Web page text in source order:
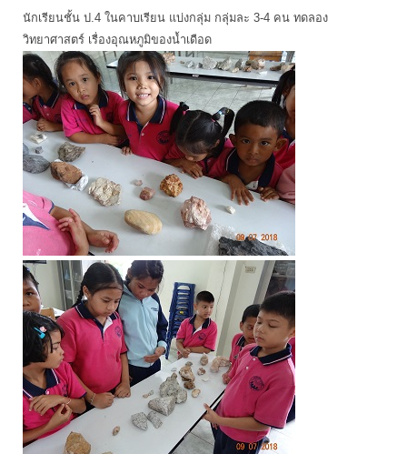
นักเรียนชั้น ป.4 ในคาบเรียน แบ่งกลุ่ม กลุ่มละ 3-4 คน ทดลอง
วิทยาศาสตร์ เรื่องอุณหภูมิของน้ำเดือด